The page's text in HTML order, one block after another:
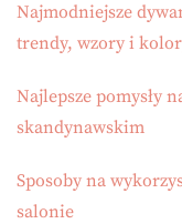
Najmodniejsze
trendy, wzory i
Najlepsze pomysły
skandynawskim
Sposoby na
salonie